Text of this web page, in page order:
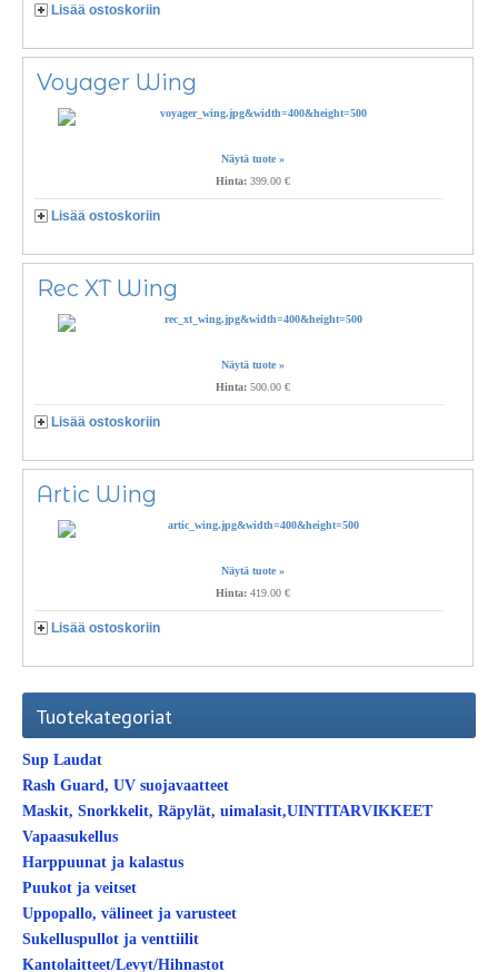
Lisää ostoskoriin
Voyager Wing
Näytä tuote »
Hinta: 399.00 €
Lisää ostoskoriin
Rec XT Wing
Näytä tuote »
Hinta: 500.00 €
Lisää ostoskoriin
Artic Wing
Näytä tuote »
Hinta: 419.00 €
Lisää ostoskoriin
Tuotekategoriat
Sup Laudat
Rash Guard, UV suojavaatteet
Maskit, Snorkkelit, Räpylät, uimalasit,UINTITARVIKKEET
Vapaasukellus
Harppuunat ja kalastus
Puukot ja veitset
Uppopallo, välineet ja varusteet
Sukelluspullot ja venttiilit
Kantolaitteet/Levyt/Hihnastot